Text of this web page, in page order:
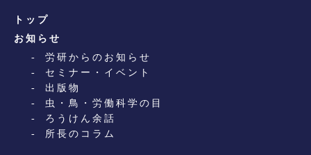
トップ
お知らせ
労研からのお知らせ
セミナー・イベント
出版物
虫・鳥・労働科学の目
ろうけん余話
所長のコラム